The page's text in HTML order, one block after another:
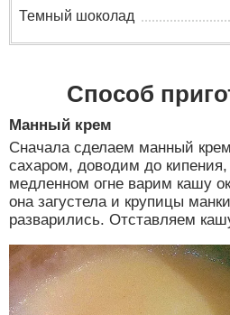
Темный шоколад
Способ
Манный крем
Сначала сделаем манный
сахаром, доводим до
медленном огне варим кашу
она загустела и крупицы
разварились. Отставляем